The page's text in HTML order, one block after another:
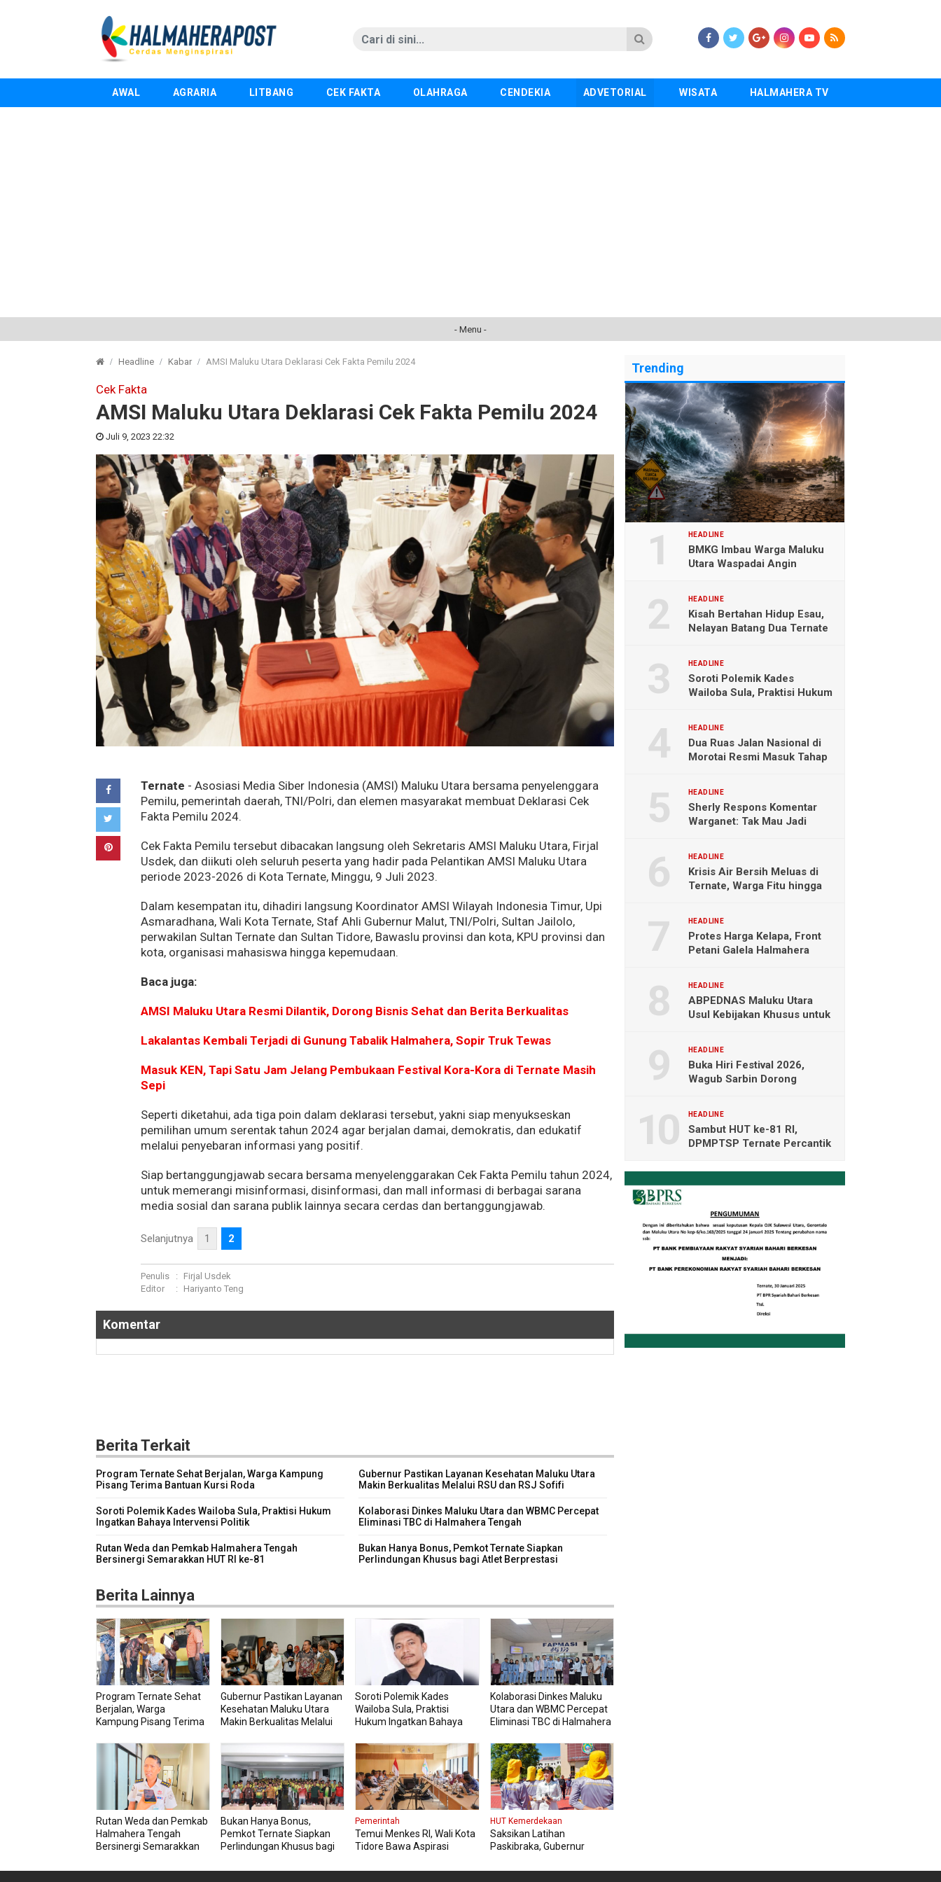
AWAL AGRARIA LITBANG CEK FAKTA OLAHRAGA CENDEKIA ADVETORIAL WISATA HALMAHERA TV
- Menu -
Headline Kabar AMSI Maluku Utara Deklarasi Cek Fakta Pemilu 2024
Cek Fakta
AMSI Maluku Utara Deklarasi Cek Fakta Pemilu 2024
Juli 9, 2023 22:32
Ternate - Asosiasi Media Siber Indonesia (AMSI) Maluku Utara bersama penyelenggara
Pemilu, pemerintah daerah, TNI/Polri, dan elemen masyarakat membuat Deklarasi Cek
Fakta Pemilu 2024.
Cek Fakta Pemilu tersebut dibacakan langsung oleh Sekretaris AMSI Maluku Utara, Firjal
Usdek, dan diikuti oleh seluruh peserta yang hadir pada Pelantikan AMSI Maluku Utara
periode 2023-2026 di Kota Ternate, Minggu, 9 Juli 2023.
Dalam kesempatan itu, dihadiri langsung Koordinator AMSI Wilayah Indonesia Timur, Upi
Asmaradhana, Wali Kota Ternate, Staf Ahli Gubernur Malut, TNI/Polri, Sultan Jailolo,
perwakilan Sultan Ternate dan Sultan Tidore, Bawaslu provinsi dan kota, KPU provinsi dan
kota, organisasi mahasiswa hingga kepemudaan.
Baca juga:
AMSI Maluku Utara Resmi Dilantik, Dorong Bisnis Sehat dan Berita Berkualitas
Lakalantas Kembali Terjadi di Gunung Tabalik Halmahera, Sopir Truk Tewas
Masuk KEN, Tapi Satu Jam Jelang Pembukaan Festival Kora-Kora di Ternate Masih
Sepi
Seperti diketahui, ada tiga poin dalam deklarasi tersebut, yakni siap menyukseskan
pemilihan umum serentak tahun 2024 agar berjalan damai, demokratis, dan edukatif
melalui penyebaran informasi yang positif.
Siap bertanggungjawab secara bersama menyelenggarakan Cek Fakta Pemilu tahun 2024,
untuk memerangi misinformasi, disinformasi, dan mall informasi di berbagai sarana
media sosial dan sarana publik lainnya secara cerdas dan bertanggungjawab.
Selanjutnya 1 2
Penulis :
Firjal Usdek
Editor
: Hariyanto Teng
Komentar
Berita Terkait
Program Ternate Sehat Berjalan, Warga Kampung
Pisang Terima Bantuan Kursi Roda
Gubernur Pastikan Layanan Kesehatan Maluku Utara
Makin Berkualitas Melalui RSU dan RSJ Sofifi
Soroti Polemik Kades Wailoba Sula, Praktisi Hukum
Ingatkan Bahaya Intervensi Politik
Kolaborasi Dinkes Maluku Utara dan WBMC Percepat
Eliminasi TBC di Halmahera Tengah
Rutan Weda dan Pemkab Halmahera Tengah
Bersinergi Semarakkan HUT RI ke-81
Bukan Hanya Bonus, Pemkot Ternate Siapkan
Perlindungan Khusus bagi Atlet Berprestasi
Berita Lainnya
Program Ternate Sehat
Berjalan, Warga
Kampung Pisang Terima
Gubernur Pastikan Layanan
Kesehatan Maluku Utara
Makin Berkualitas Melalui
Soroti Polemik Kades
Wailoba Sula, Praktisi
Hukum Ingatkan Bahaya
Kolaborasi Dinkes Maluku
Utara dan WBMC Percepat
Eliminasi TBC di Halmahera
Rutan Weda dan Pemkab
Halmahera Tengah
Bersinergi Semarakkan
Bukan Hanya Bonus,
Pemkot Ternate Siapkan
Perlindungan Khusus bagi
Pemerintah
Temui Menkes RI, Wali Kota
Tidore Bawa Aspirasi
Kesehatan
HUT Kemerdekaan
Saksikan Latihan
Paskibraka, Gubernur
dan Jaga Kesehatan
Trending
HEADLINE
BMKG Imbau Warga Maluku
Utara Waspadai Angin
HEADLINE
Kisah Bertahan Hidup Esau,
Nelayan Batang Dua Ternate
HEADLINE
Soroti Polemik Kades
Wailoba Sula, Praktisi Hukum
HEADLINE
Dua Ruas Jalan Nasional di
Morotai Resmi Masuk Tahap
HEADLINE
Sherly Respons Komentar
Warganet: Tak Mau Jadi
HEADLINE
Krisis Air Bersih Meluas di
Ternate, Warga Fitu hingga
HEADLINE
Protes Harga Kelapa, Front
Petani Galela Halmahera
HEADLINE
ABPEDNAS Maluku Utara
Usul Kebijakan Khusus untuk
HEADLINE
Buka Hiri Festival 2026,
Wagub Sarbin Dorong
HEADLINE
Sambut HUT ke-81 RI,
DPMPTSP Ternate Percantik
Merah Putih